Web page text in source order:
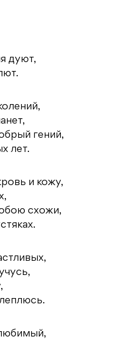
дуют,
гений,
лет.
и кожу,
схожи,